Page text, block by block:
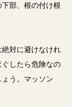
部、根の付け根
対に避けなけれ
したら危険なの
う。マッソン